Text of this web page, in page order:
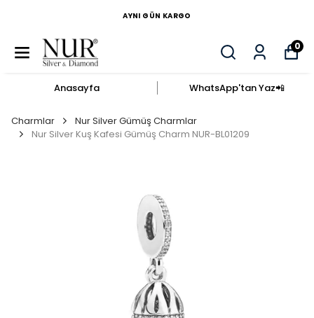
AYNI GÜN KARGO
0
Anasayfa WhatsApp'tan Yaz​📲​
Charmlar
Nur Silver Gümüş Charmlar
Nur Silver Kuş Kafesi Gümüş Charm NUR-BL01209